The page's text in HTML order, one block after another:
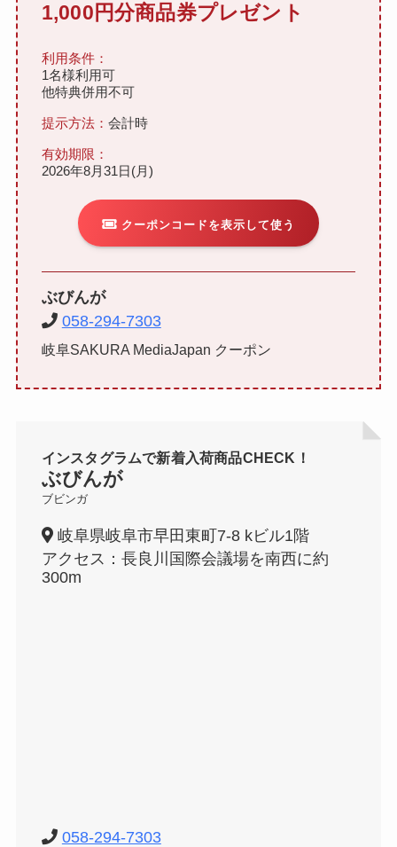
1,000円分商品券プレゼント
利用条件：
1名様利用可
他特典併用不可
提示方法： 会計時
有効期限：
2026年8月31日(月)
クーポンコードを表示して使う
ぶびんが
058-294-7303
岐阜SAKURA MediaJapan クーポン
インスタグラムで新着入荷商品CHECK！
ぶびんが
ブビンガ
岐阜県岐阜市早田東町7-8 kビル1階
アクセス：長良川国際会議場を南西に約
300m
058-294-7303